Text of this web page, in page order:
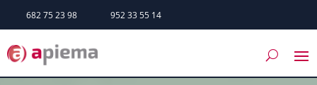
682 75 23 98 952 33 55 14